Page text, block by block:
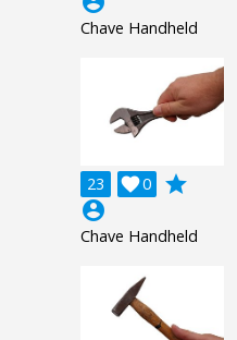
Chave Handheld
23 0

grade
account_circle
Chave Handheld